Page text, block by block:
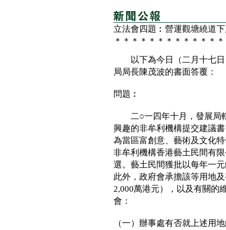
立法會四題︰營運觀塘繞道
＊＊＊＊＊＊＊＊＊＊＊＊
以下為今日（二月十七日
局局長陳茂波的書面答覆：
問題︰
二○一四年十月，發展局
興趣的非牟利機構提交建議
為當區富創意、藝術及文化
非牟利機構香港藝土民間有
選。藝土民間獲批以每年一
此外，政府會承擔該等用地
2,000萬港元），以及有關的
會：
（一）辦事處有否就上述用